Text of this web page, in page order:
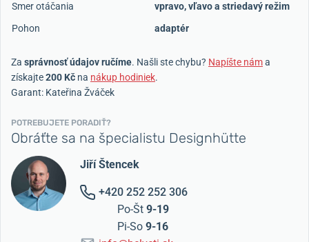
Smer otáčania
vpravo, vľavo a striedavý režim
Pohon
adaptér
Za správnosť údajov ručíme. Našli ste chybu? Napíšte náma
získajte200 Kč na nákup hodiniek.
Garant: Kateřina Žváček
POTREBUJETE PORADIŤ?
Obráťte sa na špecialistu Designhütte
Jiří Štencek
+420 252 252 306
Po-Št 9-19
Pi-So 9-16